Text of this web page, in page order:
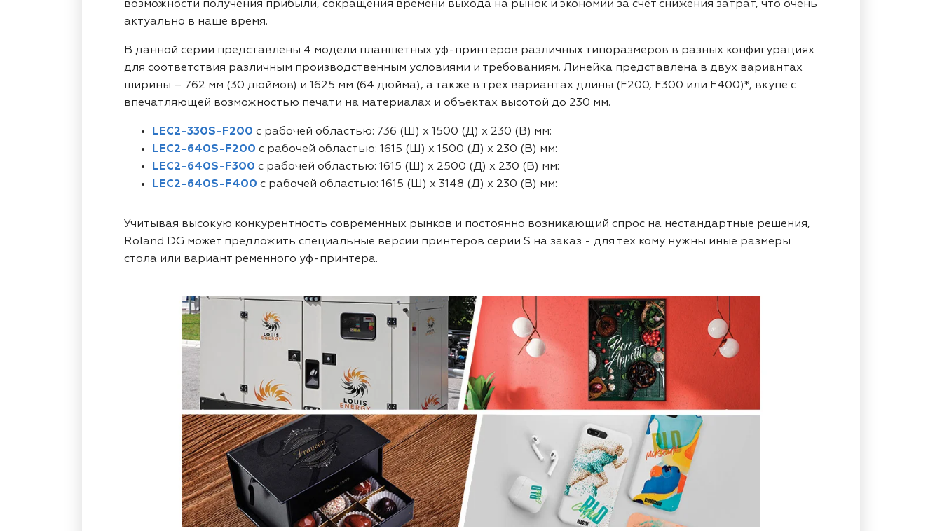
возможности получения прибыли, сокращения времени выхода на рынок и экономии за счёт снижения затрат, что очень
актуально в наше время.
В данной серии представлены 4 модели планшетных уф-принтеров различных типоразмеров в разных конфигурациях
для соответствия различным производственным условиями и требованиям. Линейка представлена в двух вариантах
ширины – 762 мм (30 дюймов) и 1625 мм (64 дюйма), а также в трёх вариантах длины (F200, F300 или F400)*, вкупе с
впечатляющей возможностью печати на материалах и объектах высотой до 230 мм.
LEC2-330S-F200 с рабочей областью: 736 (Ш) x 1500 (Д) x 230 (В) мм:
LEC2-640S-F200 с рабочей областью: 1615 (Ш) x 1500 (Д) x 230 (В) мм:
LEC2-640S-F300 с рабочей областью: 1615 (Ш) x 2500 (Д) x 230 (В) мм:
LEC2-640S-F400 с рабочей областью: 1615 (Ш) x 3148 (Д) x 230 (В) мм:
Учитывая высокую конкурентность современных рынков и постоянно возникающий спрос на нестандартные решения,
Roland DG может предложить специальные версии принтеров серии S на заказ - для тех кому нужны иные размеры
стола или вариант ременного уф-принтера.